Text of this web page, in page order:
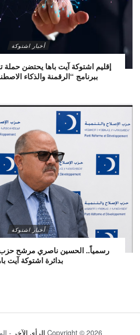
أخبار اشتوكة
إقليم اشتوكة آيت باها يحتضن
ببرنامج “الرقمنة والذكاء
أخبار اشتوكة
رسمياً.. الحسين ناصري مرشح حزب
بدائرة اشتوكة آيت
Copyright © 2026 الرأي الآخر -